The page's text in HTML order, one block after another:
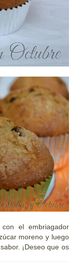
el embriagador
moreno y luego
¡Deseo que os